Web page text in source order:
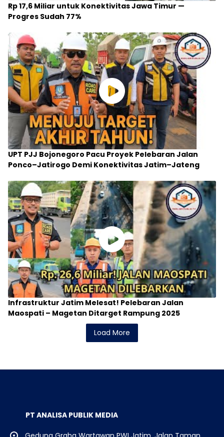
Rp 17,6 Miliar untuk Konektivitas Jawa Timur —
Progres Sudah 77%
UPT PJJ Bojonegoro Pacu Proyek Pelebaran Jalan
Ponco–Jatirogo Demi Konektivitas Jatim–Jateng
Infrastruktur Jatim Melesat! Pelebaran Jalan
Maospati – Magetan Ditarget Rampung 2025
Load More
PT ANALISA PUBLIK MEDIA